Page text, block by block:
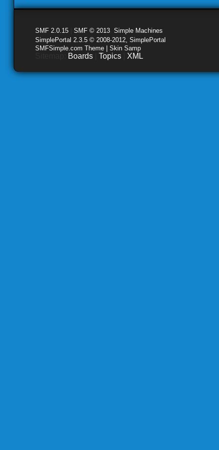
SMF 2.0.15 SMF © 2013 Simple Machines
SimplePortal 2.3.5 © 2008-2012, SimplePortal
SMFSimple.com Theme | Skin Samp
Boards Topics XML